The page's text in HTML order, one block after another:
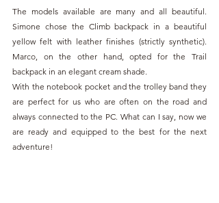
The models available are many and all beautiful.
Simone chose the Climb backpack in a beautiful
yellow felt with leather finishes (strictly synthetic).
Marco, on the other hand, opted for the Trail
backpack in an elegant cream shade.
With the notebook pocket and the trolley band they
are perfect for us who are often on the road and
always connected to the PC. What can I say, now we
are ready and equipped to the best for the next
adventure!